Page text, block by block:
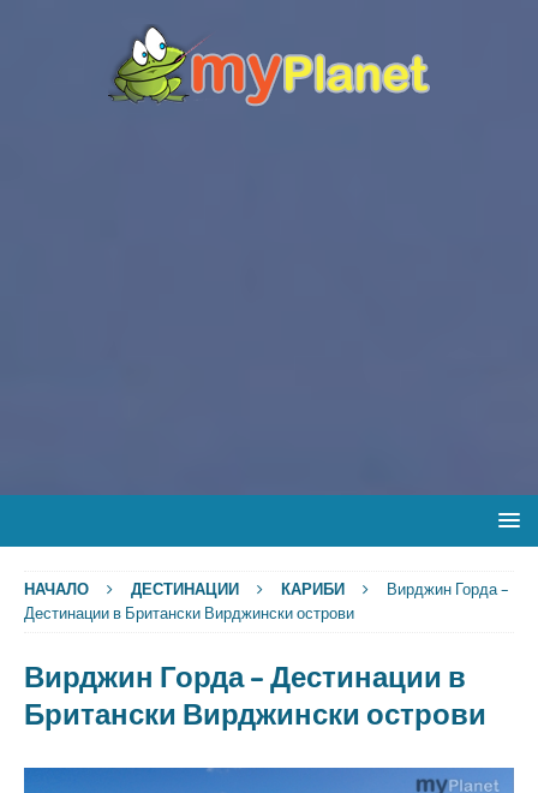
НАЧАЛО ДЕСТИНАЦИИ КАРИБИ
Вирджин Горда –
Дестинации в Британски Вирджински острови
Вирджин Горда – Дестинации в
Британски Вирджински острови